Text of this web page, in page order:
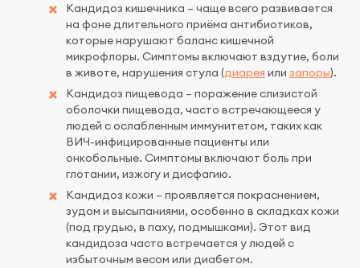
Кандидоз кишечника – чаще всего развивается
на фоне длительного приёма антибиотиков,
которые нарушают баланс кишечной
микрофлоры. Симптомы включают вздутие, боли
в животе, нарушения стула (диарея или запоры).
Кандидоз пищевода – поражение слизистой
оболочки пищевода, часто встречающееся у
людей с ослабленным иммунитетом, таких как
ВИЧ-инфицированные пациенты или
онкобольные. Симптомы включают боль при
глотании, изжогу и дисфагию.
Кандидоз кожи – проявляется покраснением,
зудом и высыпаниями, особенно в складках кожи
(под грудью, в паху, подмышками). Этот вид
кандидоза часто встречается у людей с
избыточным весом или диабетом.